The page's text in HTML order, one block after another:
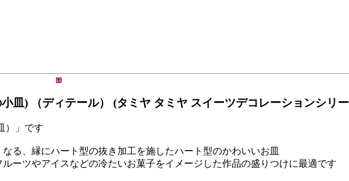
小皿) （ディテール） (タミヤ タミヤ スイーツデコレーションシリ
）」です
る、縁にハート型の抜き加工を施したハート型のかわいいお皿
ーツやアイスなどの冷たいお菓子をイメージした作品の盛りつけに最適です